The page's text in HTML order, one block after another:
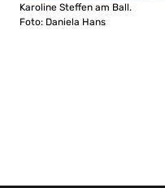
Karoline Steffen am Ball.
Foto: Daniela Hans